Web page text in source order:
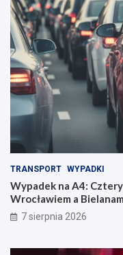
TRANSPORT WYPADKI
Wypadek na A4:
Wrocławiem a
7 sierpnia 2026